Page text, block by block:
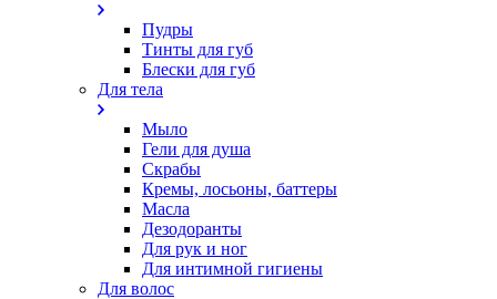
Пудры
Тинты для губ
Блески для губ
Для тела
Мыло
Гели для душа
Скрабы
Кремы, лосьоны, баттеры
Масла
Дезодоранты
Для рук и ног
Для интимной гигиены
Для волос